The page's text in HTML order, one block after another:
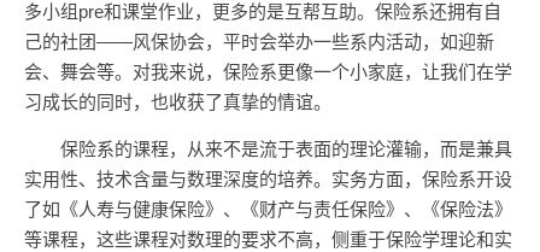
多小组pre和课堂作业，更多的是互帮互助。保险系还拥有自
己的社团——风保协会，平时会举办一些系内活动，如迎新
会、舞会等。对我来说，保险系更像一个小家庭，让我们在学
习成长的同时，也收获了真挚的情谊。
保险系的课程，从来不是流于表面的理论灌输，而是兼具
实用性、技术含量与数理深度的培养。实务方面，保险系开设
了如《人寿与健康保险》、《财产与责任保险》、《保险法》
等课程，这些课程对数理的要求不高，侧重于保险学理论和实